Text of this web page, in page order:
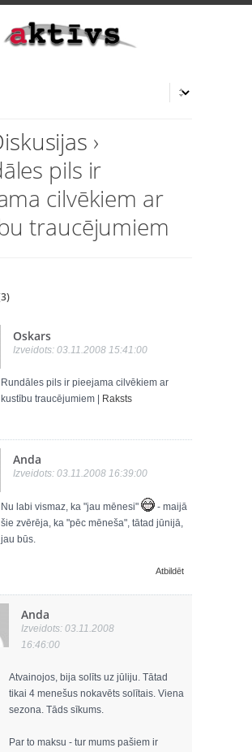
›
pils ir
cilvēkiem ar
traucējumiem
Oskars
Izveidots: 03.11.2008 15:41:00
Rundāles pils ir pieejama cilvēkiem ar
kustību traucējumiem |
Raksts
Anda
Izveidots: 03.11.2008 16:39:00
Nu labi vismaz, ka "jau mēnesi"
- maijā
šie zvērēja, ka "pēc mēneša", tātad jūnijā,
jau būs.
Atbildēt
Anda
Izveidots: 03.11.2008
16:46:00
Atvainojos, bija solīts uz jūliju. Tātad
tikai 4 menešus nokavēts solītais. Viena
sezona. Tāds sīkums.
Par to maksu - tur mums pašiem ir